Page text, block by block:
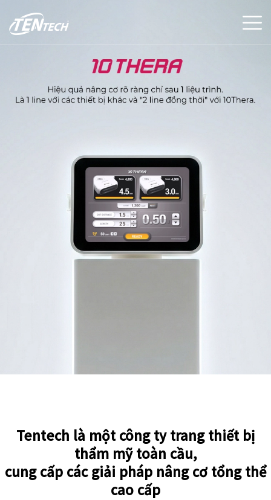
Tentech là một công ty trang thiết bị
thẩm mỹ toàn cầu,
cung cấp các giải pháp nâng cơ tổng thể
cao cấp